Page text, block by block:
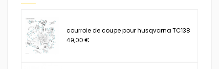
courroie de coupe pour husqvarna TC138
49,00 €